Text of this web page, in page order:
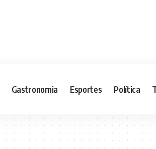
Gastronomia Esportes Política